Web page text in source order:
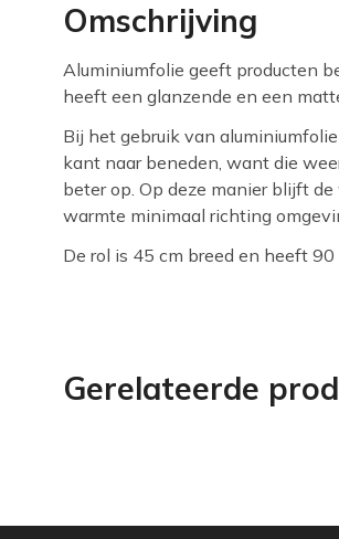
Omschrijving
Aluminiumfolie geeft producten
heeft een glanzende en een
Bij het gebruik van
kant naar beneden, want die
beter op. Op deze manier blijft
warmte minimaal richting
De rol is 45 cm breed en heeft 90
Gerelateerde